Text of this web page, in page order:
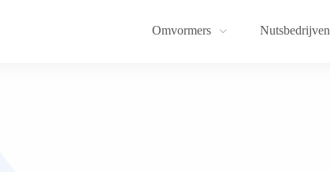
Omvormers Nutsbedrijven